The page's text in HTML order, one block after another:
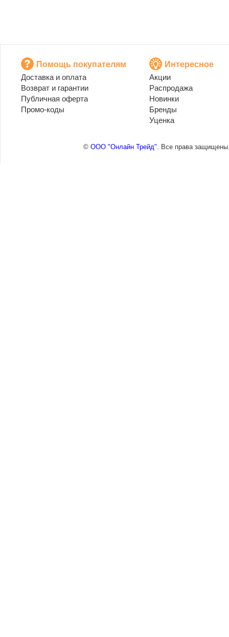
Помощь покупателям
Доставка и оплата
Возврат и гарантии
Публичная оферта
Промо-коды
Интересное
Акции
Распродажа
Новинки
Бренды
Уценка
© ООО "Онлайн Трейд". Все права